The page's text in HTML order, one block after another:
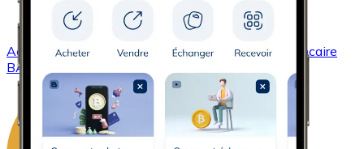
AcheterBasic Attention Tokenavec virement bancaire
BAT